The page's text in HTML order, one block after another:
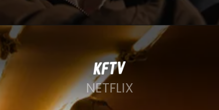
NETFLIX